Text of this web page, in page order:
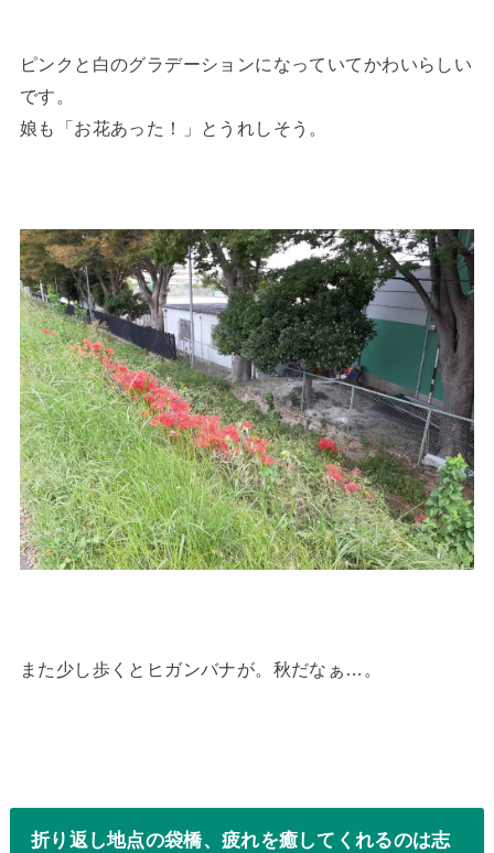
ピンクと白のグラデーションになっていてかわいらしい
です。
娘も「お花あった！」とうれしそう。
また少し歩くとヒガンバナが。秋だなぁ…。
折り返し地点の袋橋、疲れを癒してくれるのは志